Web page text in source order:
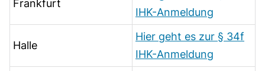
Frankfurt
IHK-Anmeldung
Halle
Hier geht es zur § 34f
IHK-Anmeldung